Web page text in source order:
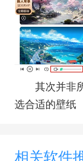
其次并非所
选合适的壁纸
相关软件